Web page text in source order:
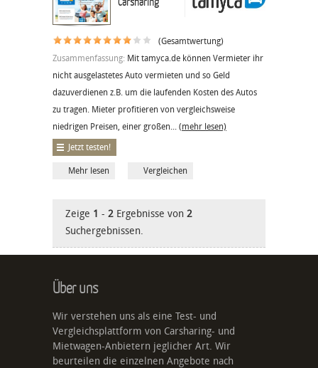
(Gesamtwertung)
Zusammenfassung: Mit tamyca.de können Vermieter ihr
nicht ausgelastetes Auto vermieten und so Geld
dazuverdienen z.B. um die laufenden Kosten des Autos
zu tragen. Mieter profitieren von vergleichsweise
niedrigen Preisen, einer großen... (mehr lesen)
Jetzt testen!
Mehr lesen Vergleichen
Zeige 1 - 2 Ergebnisse von 2
Suchergebnissen.
Über uns
Wir verstehen uns als eine Test- und
Vergleichsplattform von Carsharing- und
Mietwagen-Anbietern jeglicher Art. Wir
beurteilen die einzelnen Angebote nach